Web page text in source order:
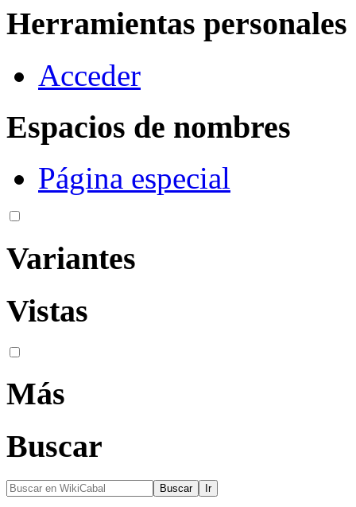
Herramientas personales
Acceder
Espacios de nombres
Página especial
Variantes
Vistas
Más
Buscar